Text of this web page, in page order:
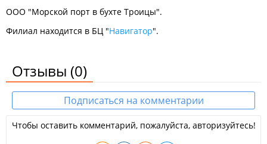
ООО "Морской порт в бухте Троицы".
Филиал находится в БЦ "Навигатор".
Отзывы (0)
Подписаться на комментарии
Чтобы оставить комментарий, пожалуйста, авторизуйтесь!